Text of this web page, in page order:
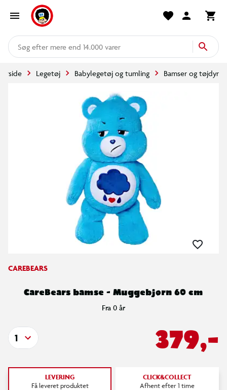
mere end 14.000 varer
Legetøj Babylegetøj og tumling Bamser og tøjdyr
CAREBEARS
CareBears bamse - Muggebjørn 60 cm
Fra 0 år
379,-
1
LEVERING
Få leveret produktet
CLICK&COLLECT
Afhent efter 1 time